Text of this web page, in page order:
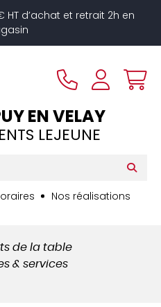
d’achat et retrait 2h en
EN VELAY
LEJEUNE
Nos réalisations
de la table
& services